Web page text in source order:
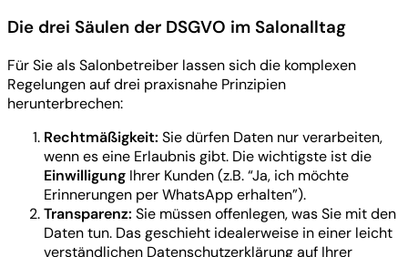
Die drei Säulen der DSGVO im Salonalltag
Für Sie als Salonbetreiber lassen sich die komplexen
Regelungen auf drei praxisnahe Prinzipien
herunterbrechen:
Rechtmäßigkeit: Sie dürfen Daten nur verarbeiten,
wenn es eine Erlaubnis gibt. Die wichtigste ist die
Einwilligung Ihrer Kunden (z.B. “Ja, ich möchte
Erinnerungen per WhatsApp erhalten”).
Transparenz: Sie müssen offenlegen, was Sie mit den
Daten tun. Das geschieht idealerweise in einer leicht
verständlichen Datenschutzerklärung auf Ihrer